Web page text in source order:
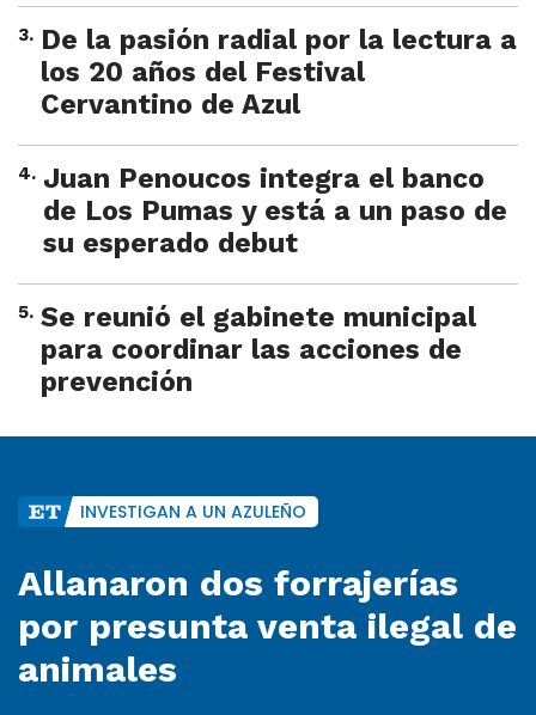
3. De la pasión radial por la lectura a
los 20 años del Festival
Cervantino de Azul
4. Juan Penoucos integra el banco
de Los Pumas y está a un paso de
su esperado debut
5. Se reunió el gabinete municipal
para coordinar las acciones de
prevención
INVESTIGAN A UN AZULEÑO
Allanaron dos forrajerías
por presunta venta ilegal de
animales